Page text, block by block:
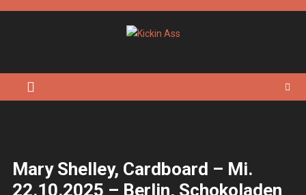
Mary Shelley, Cardboard – Mi.
22.10.2025 – Berlin, Schokoladen